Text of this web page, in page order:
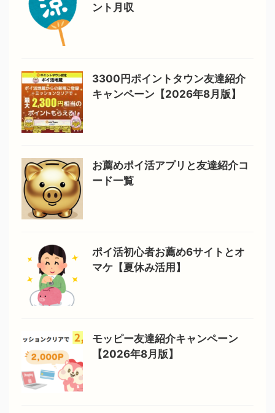
ント月収
3300円ポイントタウン友達紹介
キャンペーン【2026年8月版】
お薦めポイ活アプリと友達紹介コ
ード一覧
ポイ活初心者お薦め6サイトとオ
マケ【夏休み活用】
モッピー友達紹介キャンペーン
【2026年8月版】